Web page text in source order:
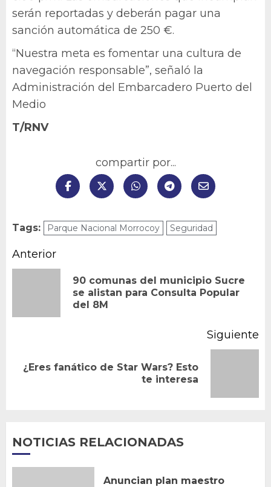
serán reportadas y deberán pagar una
sanción automática de 250 €.
“Nuestra meta es fomentar una cultura de
navegación responsable”, señaló la
Administración del Embarcadero Puerto del
Medio
T/RNV
compartir por...
Tags: Parque Nacional Morrocoy Seguridad
Navegación
entradas
Anterior
90 comunas del municipio Sucre
se alistan para Consulta Popular
del 8M
Siguiente
Siguiente
¿Eres fanático de Star Wars? Esto
te interesa
NOTICIAS RELACIONADAS
Anuncian plan maestro